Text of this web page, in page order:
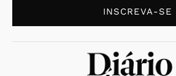
INSCREVA-SE